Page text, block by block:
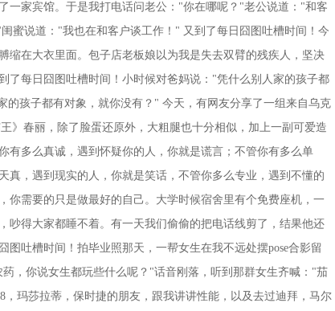
一家宾馆。于是我打电话问老公："你在哪呢？"老公说道："和客
蜜说道："我也在和客户谈工作！" 又到了每日囧图吐槽时间！今
缩在大衣里面。包子店老板娘以为我是失去双臂的残疾人，坚决
了每日囧图吐槽时间！小时候对爸妈说："凭什么别人家的孩子都
孩子都有对象，就你没有？" 今天，有网友分享了一组来自乌克
》春丽，除了脸蛋还原外，大粗腿也十分相似，加上一副可爱造
有多么真诚，遇到怀疑你的人，你就是谎言；不管你有多么单
真，遇到现实的人，你就是笑话，不管你多么专业，遇到不懂的
你需要的只是做最好的自己。大学时候宿舍里有个免费座机，一
吵得大家都睡不着。有一天我们偷偷的把电话线剪了，结果他还
吐槽时间！拍毕业照那天，一帮女生在我不远处摆pose合影留
，你说女生都玩些什么呢？"话音刚落，听到那群女生齐喊："茄
玛莎拉蒂，保时捷的朋友，跟我讲讲性能，以及去过迪拜，马尔